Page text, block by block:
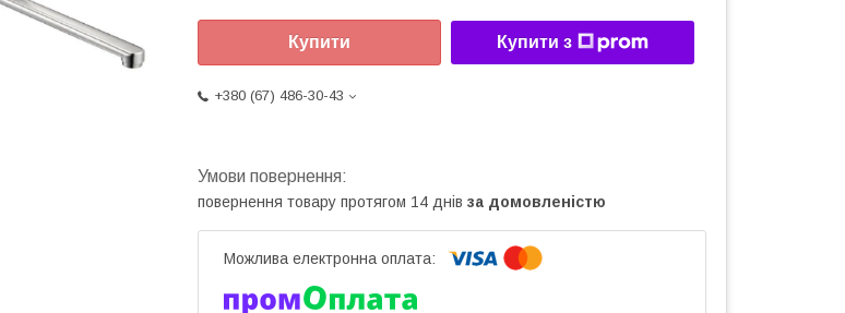
Купити Купити з
+380 (67) 486-30-43
повернення товару протягом 14 днів за домовленістю